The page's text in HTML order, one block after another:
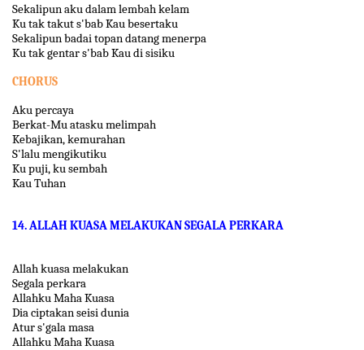
Sekalipun aku dalam lembah kelam
Ku tak takut s'bab Kau besertaku
Sekalipun badai topan datang menerpa
Ku tak gentar s'bab Kau di sisiku
CHORUS
Aku percaya
Berkat-Mu atasku melimpah
Kebajikan, kemurahan
S'lalu mengikutiku
Ku puji, ku sembah
Kau Tuhan
14. ALLAH KUASA MELAKUKAN SEGALA PERKARA
Allah kuasa melakukan
Segala perkara
Allahku Maha Kuasa
Dia ciptakan seisi dunia
Atur s'gala masa
Allahku Maha Kuasa